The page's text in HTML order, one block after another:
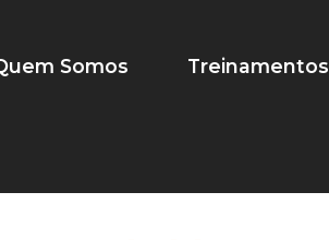
Somos Treinamentos